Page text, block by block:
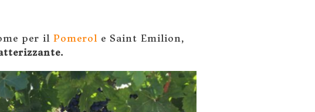
per il Pomerol e Saint Emilion,